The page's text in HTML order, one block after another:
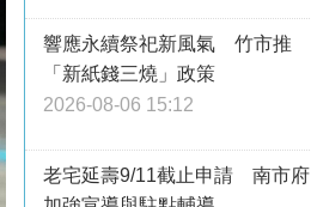
響應永續祭祀新風氣 竹市推
「新紙錢三燒」政策
2026-08-06 15:12
老宅延壽9/11截止申請 南市府